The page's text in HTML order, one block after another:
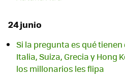
24 junio
Si la pregunta es qué
Italia, Suiza, Grecia y Hong
los millonarios les flipa